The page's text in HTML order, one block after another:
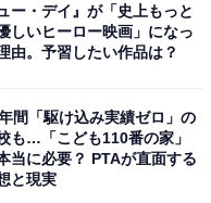
の自然体バラエテ
組ですが、内容は良
悟さんが、除草のお
ー・デイ』が「史上もっと
しいヒーロー映画」になっ
由。予習したい作品は？
間「駆け込み実績ゼロ」の
も…「こども110番の家」
当に必要？ PTAが直面する
と現実